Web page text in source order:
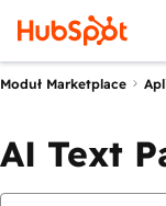
Moduł Marketplace
AI Text